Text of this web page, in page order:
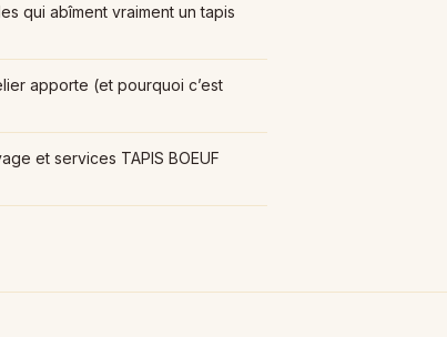
qui abîment vraiment un tapis
apporte (et pourquoi c’est
et services TAPIS BOEUF